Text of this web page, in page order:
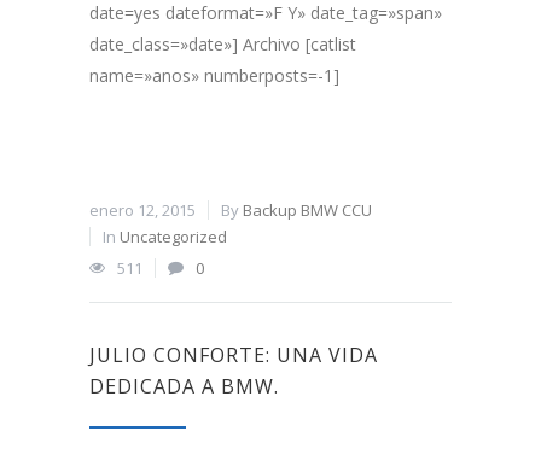
date=yes dateformat=»F Y» date_tag=»span»
date_class=»date»] Archivo [catlist
name=»anos» numberposts=-1]
enero 12, 2015 By Backup BMW CCU
In Uncategorized
511
0
JULIO CONFORTE: UNA VIDA
DEDICADA A BMW.